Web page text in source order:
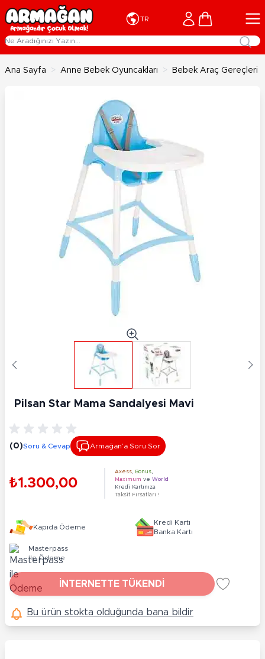
İçeriğe geç
TR Cart
Ana Sayfa > Anne Bebek Oyuncakları > Bebek Araç Gereçleri
Pilsan Star Mama Sandalyesi Mavi
(0)Soru & Cevap Armağan’a Soru Sor
₺1.300,00
Axess Bonus
Maximum ve World
Kredi Kartınıza
Taksit Fırsatları !
Kapıda Ödeme
Kredi Kartı
Banka Kartı
Masterpass
ile Ödeme
İNTERNETTE TÜKENDİ
Bu ürün stokta olduğunda bana bildir